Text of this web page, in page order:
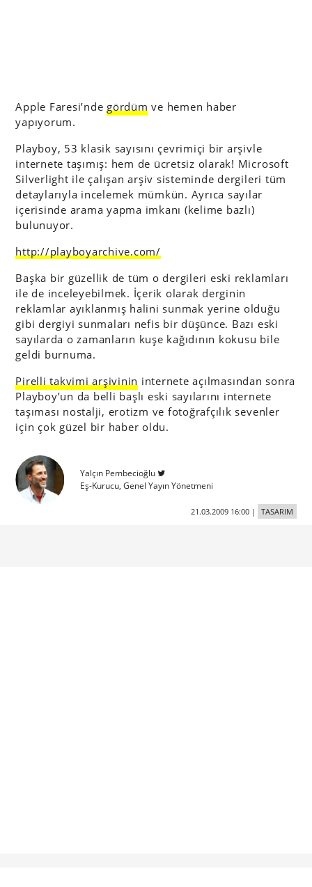
Apple Faresi’nde gördüm ve hemen haber
yapıyorum.
Playboy, 53 klasik sayısını çevrimiçi bir arşivle
internete taşımış: hem de ücretsiz olarak! Microsoft
Silverlight ile çalışan arşiv sisteminde dergileri tüm
detaylarıyla incelemek mümkün. Ayrıca sayılar
içerisinde arama yapma imkanı (kelime bazlı)
bulunuyor.
http://playboyarchive.com/
Başka bir güzellik de tüm o dergileri eski reklamları
ile de inceleyebilmek. İçerik olarak derginin
reklamlar ayıklanmış halini sunmak yerine olduğu
gibi dergiyi sunmaları nefis bir düşünce. Bazı eski
sayılarda o zamanların kuşe kağıdının kokusu bile
geldi burnuma.
Pirelli takvimi arşivinin internete açılmasından sonra
Playboy’un da belli başlı eski sayılarını internete
taşıması nostalji, erotizm ve fotoğrafçılık sevenler
için çok güzel bir haber oldu.
Yalçın Pembecioğlu
Eş-Kurucu, Genel Yayın Yönetmeni
21.03.2009 16:00| TASARIM